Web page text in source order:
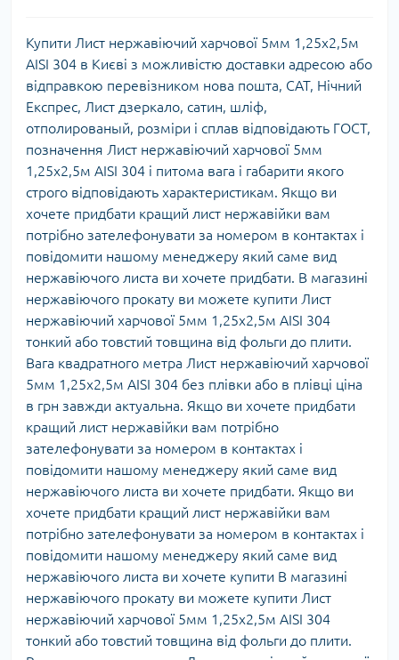
Купити Лист нержавіючий харчової 5мм 1,25х2,5м
AISI 304 в Києві з можливістю доставки адресою або
відправкою перевізником нова пошта, САТ, Нічний
Експрес, Лист дзеркало, сатин, шліф,
отполированый, розміри і сплав відповідають ГОСТ,
позначення Лист нержавіючий харчової 5мм
1,25х2,5м AISI 304 і питома вага і габарити якого
строго відповідають характеристикам. Якщо ви
хочете придбати кращий лист нержавійки вам
потрібно зателефонувати за номером в контактах і
повідомити нашому менеджеру який саме вид
нержавіючого листа ви хочете придбати. В магазині
нержавіючого прокату ви можете купити Лист
нержавіючий харчової 5мм 1,25х2,5м AISI 304
тонкий або товстий товщина від фольги до плити.
Вага квадратного метра Лист нержавіючий харчової
5мм 1,25х2,5м AISI 304 без плівки або в плівці ціна
в грн завжди актуальна. Якщо ви хочете придбати
кращий лист нержавійки вам потрібно
зателефонувати за номером в контактах і
повідомити нашому менеджеру який саме вид
нержавіючого листа ви хочете придбати. Якщо ви
хочете придбати кращий лист нержавійки вам
потрібно зателефонувати за номером в контактах і
повідомити нашому менеджеру який саме вид
нержавіючого листа ви хочете купити В магазині
нержавіючого прокату ви можете купити Лист
нержавіючий харчової 5мм 1,25х2,5м AISI 304
тонкий або товстий товщина від фольги до плити.